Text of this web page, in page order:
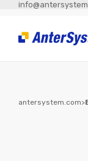
antersystem.com>